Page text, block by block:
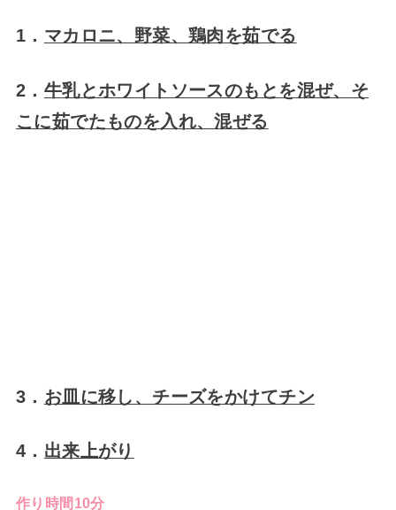
1． マカロニ、野菜、鶏肉を茹でる
2． 牛乳とホワイトソースのもとを混ぜ、そ
こに茹でたものを入れ、混ぜる
3． お皿に移し、チーズをかけてチン
4． 出来上がり
作り時間10分